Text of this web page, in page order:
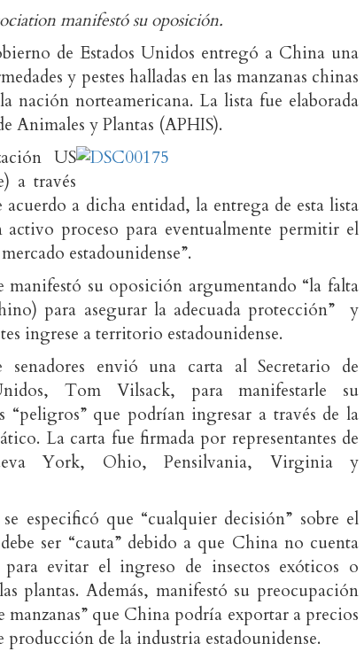
manifestó su oposición.
de Estados Unidos entregó a China una
y pestes halladas en las manzanas chinas
nación norteamericana. La lista fue elaborada
Animales y Plantas (APHIS).
US
a través
a dicha entidad, la entrega de esta lista
proceso para eventualmente permitir el
estadounidense”.
su oposición argumentando “la falta
para asegurar la adecuada protección” y
ingrese a territorio estadounidense.
senadores envió una carta al Secretario de
Tom Vilsack, para manifestarle su
“peligros” que podrían ingresar a través de la
La carta fue firmada por representantes de
York, Ohio, Pensilvania, Virginia y
especificó que “cualquier decisión” sobre el
ser “cauta” debido a que China no cuenta
para evitar el ingreso de insectos exóticos o
plantas. Además, manifestó su preocupación
manzanas” que China podría exportar a precios
producción de la industria estadounidense.